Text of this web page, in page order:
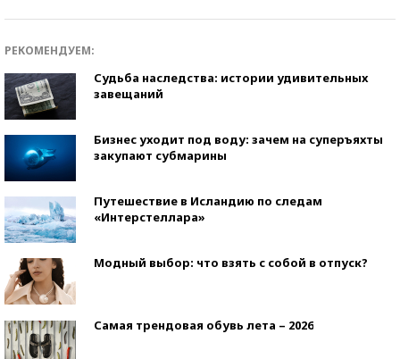
РЕКОМЕНДУЕМ:
Судьба наследства: истории удивительных
завещаний
Бизнес уходит под воду: зачем на суперъяхты
закупают субмарины
Путешествие в Исландию по следам
«Интерстеллара»
Модный выбор: что взять с собой в отпуск?
Самая трендовая обувь лета – 2026